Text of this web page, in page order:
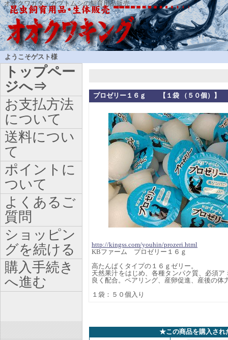
オオクワガタ・カブトムシの飼育用品販売
ようこそゲスト様
プロゼリー１６ｇ 【１袋 （５０個）】
http://kingss.com/youhin/prozeri.html
KBファーム プロゼリー１６ｇ
高たんぱくタイプの１６ｇゼリー。
天然果汁をはじめ、各種タンパク質、必須
良く配合。ペアリング、産卵促進、産後の体
１袋：５０個入り
★この商品を購入され
トップペー
ジへ⇒
お支払方法
について
送料につい
て
ポイントに
ついて
よくあるご
質問
ショッピン
グを続ける
購入手続き
へ進む